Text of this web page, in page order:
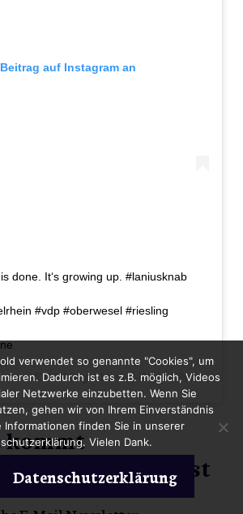
auf Instagram an
done. It‘s growing up. #laniusknab
#vdp #oberwesel #riesling
vonVDP Weingut Lanius-Knab(@vdp.weingut_lanius_knab) am
kommt
mit der Post
verwendet so genannte "Cookies", um
Dadurch ist es z.B. möglich, Videos
Netzwerke einzubetten. Wenn Sie
gehen wir von Ihrem Einverständnis
Informationen finden Sie in unserer
Vielen Dank.
Datenschutzerklärung